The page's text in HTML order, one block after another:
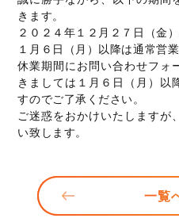
きます。
２０２４年１２月２７日（金
１月６日（月）以降は通常営
休業期間にお問い合わせフォ
きましては１月６日（月）以
すのでご了承ください。
ご迷惑をおかけいたしますが
い致します。
一覧